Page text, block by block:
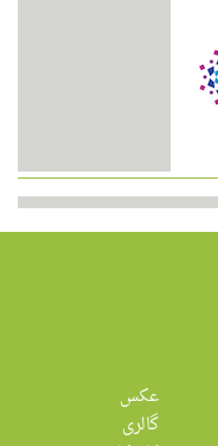
عکس
گالری